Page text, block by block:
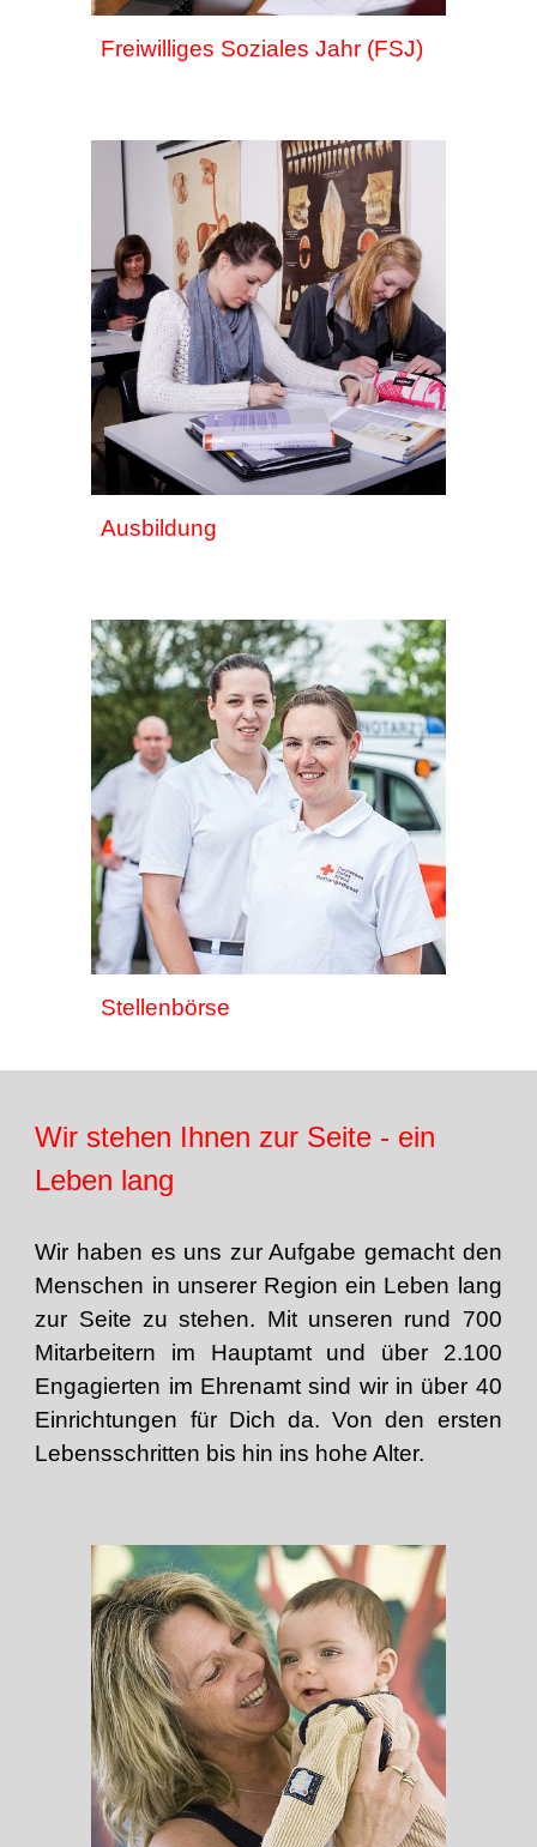
Freiwilliges Soziales Jahr (FSJ)
Ausbildung
Stellenbörse
Wir stehen Ihnen zur Seite - ein
Leben lang
Wir haben es uns zur Aufgabe gemacht den
Menschen in unserer Region ein Leben lang
zur Seite zu stehen. Mit unseren rund 700
Mitarbeitern im Hauptamt und über 2.100
Engagierten im Ehrenamt sind wir in über 40
Einrichtungen für Dich da. Von den ersten
Lebensschritten bis hin ins hohe Alter.